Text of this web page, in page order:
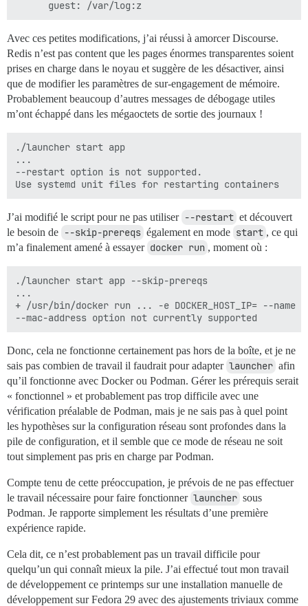
Avec ces petites modifications, j’ai réussi à amorcer Discourse.
Redis n’est pas content que les pages énormes transparentes soient
prises en charge dans le noyau et suggère de les désactiver, ainsi
que de modifier les paramètres de sur-engagement de mémoire.
Probablement beaucoup d’autres messages de débogage utiles
m’ont échappé dans les mégaoctets de sortie des journaux !
./launcher start app
...
--restart option is not supported.
J’ai modifié le script pour ne pas utiliser --restart et découvert
le besoin de --skip-prereqs également en mode start , ce qui
m’a finalement amené à essayer docker run , moment où :
./launcher start app --skip-prereqs
...
+ /usr/bin/docker run ... -e DOCKER_HOST_IP= --
Donc, cela ne fonctionne certainement pas hors de la boîte, et je ne
sais pas combien de travail il faudrait pour adapter launcher afin
qu’il fonctionne avec Docker ou Podman. Gérer les prérequis serait
« fonctionnel » et probablement pas trop difficile avec une
vérification préalable de Podman, mais je ne sais pas à quel point
les hypothèses sur la configuration réseau sont profondes dans la
pile de configuration, et il semble que ce mode de réseau ne soit
tout simplement pas pris en charge par Podman.
Compte tenu de cette préoccupation, je prévois de ne pas effectuer
le travail nécessaire pour faire fonctionner launcher sous
Podman. Je rapporte simplement les résultats d’une première
expérience rapide.
Cela dit, ce n’est probablement pas un travail difficile pour
quelqu’un qui connaît mieux la pile. J’ai effectué tout mon travail
de développement ce printemps sur une installation manuelle de
développement sur Fedora 29 avec des ajustements triviaux comme